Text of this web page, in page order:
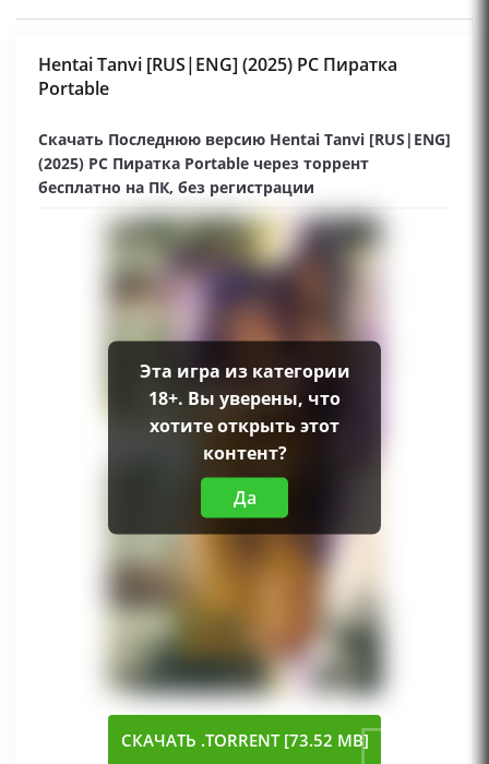
Hentai Tanvi [RUS|ENG] (2025) PC Пиратка
Portable
Скачать Последнюю версию Hentai Tanvi [RUS|ENG]
(2025) PC Пиратка Portable через торрент
бесплатно на ПК, без регистрации
СКАЧАТЬ .TORRENT [73.52 MB]
Эта игра из категории
18+. Вы уверены, что
хотите открыть этот
контент?
Да